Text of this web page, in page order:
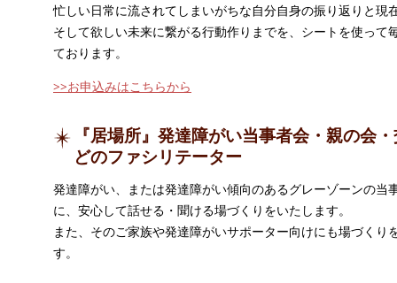
忙しい日常に流されてしまいがちな自分自身の振り返りと現
そして欲しい未来に繋がる行動作りまでを、シートを使って
ております。
>>お申込みはこちらから
『居場所』発達障がい当事者会・親の会
どのファシリテーター
発達障がい、または発達障がい傾向のあるグレーゾーンの当
に、安心して話せる・聞ける場づくりをいたします。
また、そのご家族や発達障がいサポーター向けにも場づくり
す。